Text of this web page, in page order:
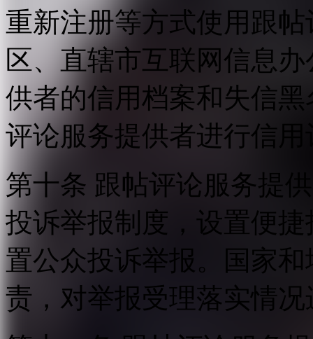
重新注册等方式使用跟
区、直辖市互联网信息
供者的信用档案和失信
评论服务提供者进行信用
第十条 跟帖评论服务提
投诉举报制度，设置便
置公众投诉举报。国家
责，对举报受理落实情